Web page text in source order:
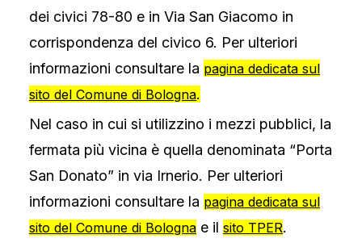
dei civici 78-80 e in Via San Giacomo in
corrispondenza del civico 6. Per ulteriori
informazioni consultare la pagina dedicata sul
sito del Comune di Bologna.
Nel caso in cui si utilizzino i mezzi pubblici, la
fermata più vicina è quella denominata “Porta
San Donato” in via Irnerio. Per ulteriori
informazioni consultare la pagina dedicata sul
sito del Comune di Bologna e il sito TPER.